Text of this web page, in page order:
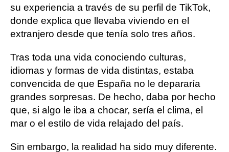
su experiencia a través de su perfil de TikTok,
donde explica que llevaba viviendo en el
extranjero desde que tenía solo tres años.
Tras toda una vida conociendo culturas,
idiomas y formas de vida distintas, estaba
convencida de que España no le depararía
grandes sorpresas. De hecho, daba por hecho
que, si algo le iba a chocar, sería el clima, el
mar o el estilo de vida relajado del país.
Sin embargo, la realidad ha sido muy diferente.